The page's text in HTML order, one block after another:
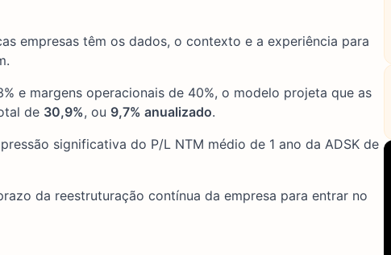
empresas têm os dados, o contexto e a experiência para
e margens operacionais de 40%, o modelo projeta que as
de 30,9%, ou 9,7% anualizado.
significativa do P/L NTM médio de 1 ano da ADSK de
da reestruturação contínua da empresa para entrar no